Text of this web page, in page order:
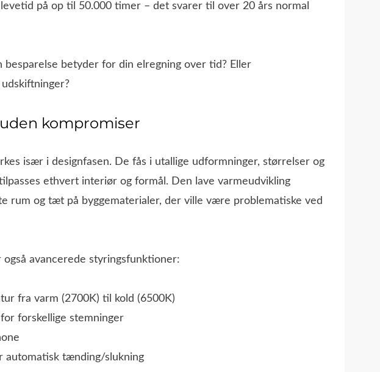
på op til 50.000 timer – det svarer til over 20 års normal
betyder for din elregning over tid? Eller
kompromiser
især i designfasen. De fås i utallige udformninger, størrelser og
ethvert interiør og formål. Den lave varmeudvikling
rum og tæt på byggematerialer, der ville være problematiske ved
avancerede styringsfunktioner:
fra varm (2700K) til kold (6500K)
forskellige stemninger
automatisk tænding/slukning